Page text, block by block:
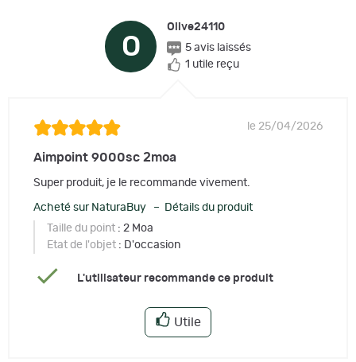
O
Olive24110
5 avis laissés
1 utile reçu
le 25/04/2026
Aimpoint 9000sc 2moa
Super produit, je le recommande vivement.
Acheté sur NaturaBuy – Détails du produit
Taille du point : 2 Moa
Etat de l'objet : D'occasion
L'utilisateur recommande ce produit
Utile